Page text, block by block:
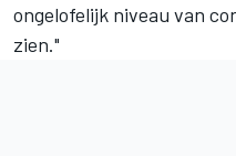
ongelofelijk niveau van
zien."